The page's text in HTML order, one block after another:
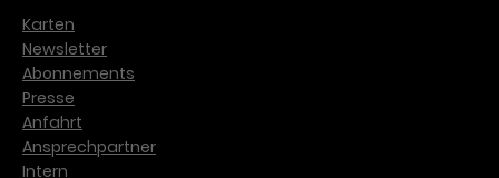
Karten
Newsletter
Abonnements
Presse
Anfahrt
Ansprechpartner
Intern